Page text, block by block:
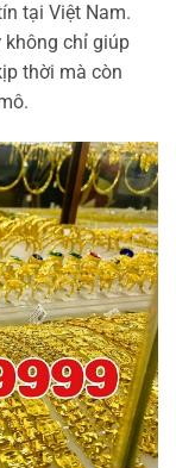
tại Việt Nam.
không chỉ giúp
thời mà còn